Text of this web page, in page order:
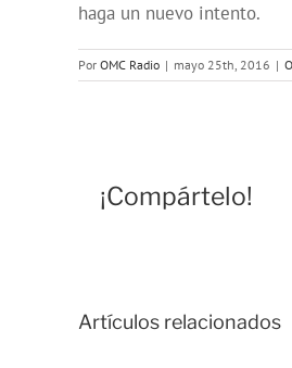
haga un nuevo intento.
Por OMC Radio | mayo 25th, 2016 |
¡Compártelo!
Artículos relacionados